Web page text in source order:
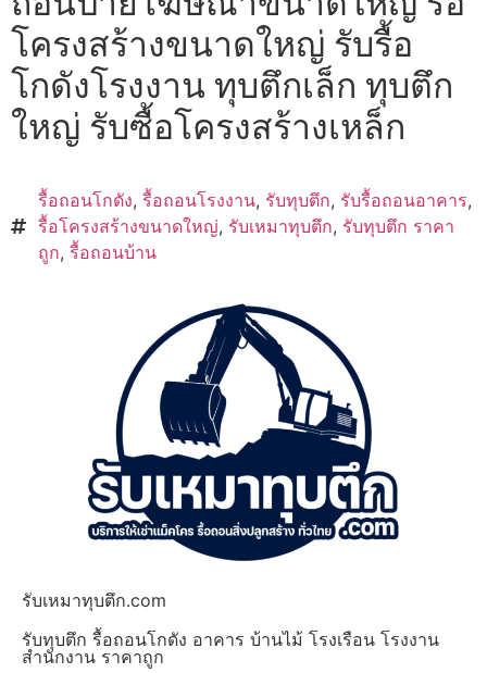
โครงสร้างขนาดใหญ่ รับรื้อ
โกดังโรงงาน ทุบตึกเล็ก ทุบตึก
ใหญ่ รับซื้อโครงสร้างเหล็ก
รื้อถอนโกดัง, รื้อถอนโรงงาน, รับทุบตึก, รับรื้อถอนอาคาร,
รื้อโครงสร้างขนาดใหญ่, รับเหมาทุบตึก, รับทุบตึก ราคา
ถูก, รื้อถอนบ้าน
รับเหมาทุบตึก.com
รับทุบตึก รื้อถอนโกดัง อาคาร บ้านไม้ โรงเรือน โรงงาน
สำนักงาน ราคาถูก